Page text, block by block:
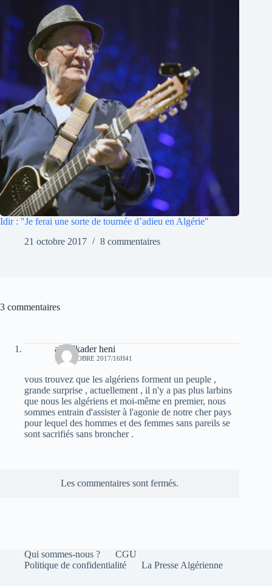
Idir : "Je ferai une sorte de tournée d’adieu en Algérie"
21 octobre 2017
8 commentaires
3 commentaires
abdelkader heni
11 OCTOBRE 2017/16H41
vous trouvez que les algériens forment un peuple ,
grande surprise , actuellement , il n'y a pas plus larbins
que nous les algériens et moi-même en premier, nous
sommes entrain d'assister à l'agonie de notre cher pays
pour lequel des hommes et des femmes sans pareils se
sont sacrifiés sans broncher .
Les commentaires sont fermés.
Qui sommes-nous ?
CGU
Politique de confidentialité
La Presse Algérienne